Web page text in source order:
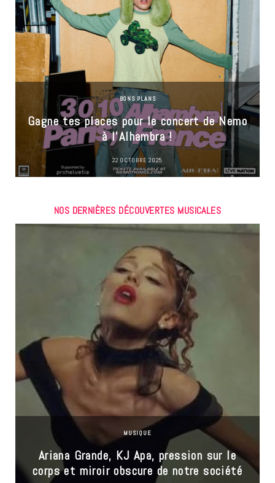
BONS PLANS
Gagne tes places pour le concert de Nemo
à l’Alhambra !
22 OCTOBRE 2025
NOS DERNIÈRES DÉCOUVERTES MUSICALES
MUSIQUE
Ariana Grande, KJ Apa, pression sur le
corps et miroir obscure de notre société